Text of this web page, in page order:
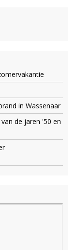
in Wassenaar
de jaren '50 en